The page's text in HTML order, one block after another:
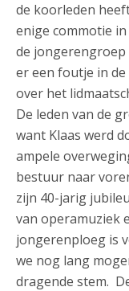
de koorleden
enige commotie
de
er een foutje in
over het
De leden van de
want Klaas werd
ampele
bestuur naar
zijn 40-jarig
van operamuziek
jongerenploeg is
we nog lang
dragende stem.